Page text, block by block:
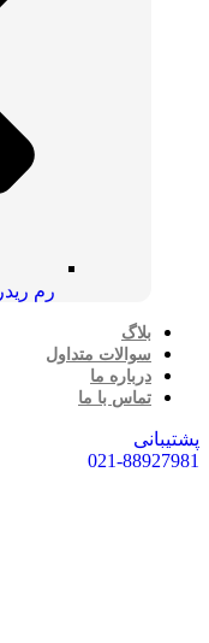
رم ریدر
بلاگ
سوالات متداول
درباره ما
تماس با ما
پشتیبانی
021-88927981